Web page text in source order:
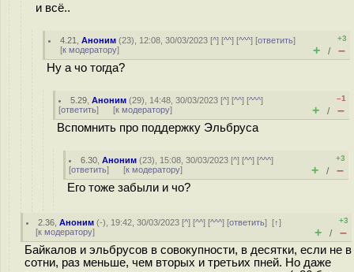
и всё..
4.21 ,Аноним (23), 12:08, 30/03/2023 [^] [^^] [^^^] [ответить]
[к модератору]
+3
+ / –
Ну а чо тогда?
5.29 ,Аноним (29), 14:48, 30/03/2023 [^] [^^] [^^^]
[ответить] [к модератору]
–1
+ / –
Вспомнить про поддержку Эльбруса
6.30 ,Аноним (23), 15:08, 30/03/2023 [^] [^^] [^^^]
[ответить] [к модератору]
+3
+ / –
Его тоже забыли и чо?
2.36 ,Аноним (-), 19:42, 30/03/2023 [^] [^^] [^^^] [ответить][↑]
[к модератору]
+3
+ / –
Байкалов и эльбрусов в совокупности, в десятки, если не в
сотни, раз меньше, чем вторых и третьих пней. Но даже